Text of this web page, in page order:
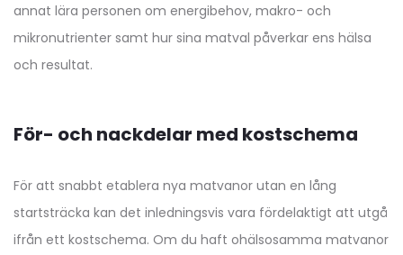
annat lära personen om energibehov, makro- och
mikronutrienter samt hur sina matval påverkar ens hälsa
och resultat.
För- och nackdelar med kostschema
För att snabbt etablera nya matvanor utan en lång
startsträcka kan det inledningsvis vara fördelaktigt att utgå
ifrån ett kostschema. Om du haft ohälsosamma matvanor